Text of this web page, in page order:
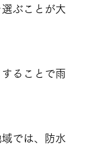
ぶことが大
ることで雨
では、防水